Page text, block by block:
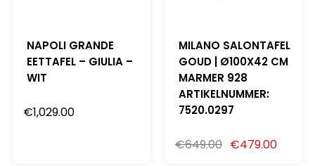
NAPOLI GRANDE
EETTAFEL – GIULIA –
WIT
€1,029.00
MILANO SALONTAFEL
GOUD | Ø100X42 CM
MARMER 928
ARTIKELNUMMER:
7520.0297
€649.00 €479.00